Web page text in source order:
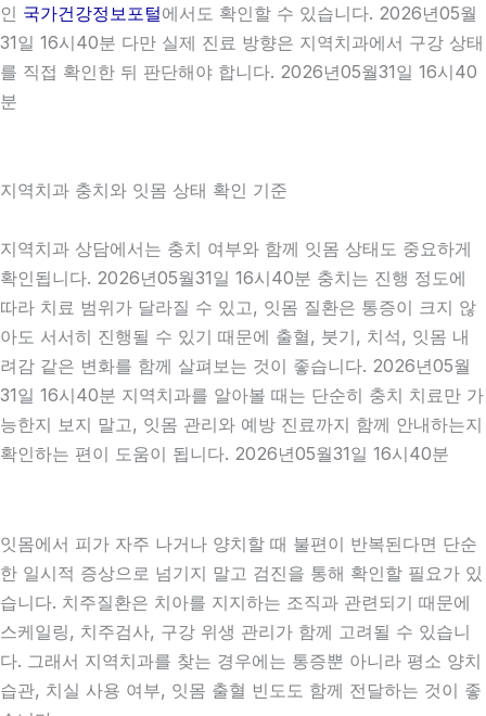
인 국가건강정보포털에서도 확인할 수 있습니다. 2026년05월
31일 16시40분 다만 실제 진료 방향은 지역치과에서 구강 상태
를 직접 확인한 뒤 판단해야 합니다. 2026년05월31일 16시40
분
지역치과 충치와 잇몸 상태 확인 기준
지역치과 상담에서는 충치 여부와 함께 잇몸 상태도 중요하게
확인됩니다. 2026년05월31일 16시40분 충치는 진행 정도에
따라 치료 범위가 달라질 수 있고, 잇몸 질환은 통증이 크지 않
아도 서서히 진행될 수 있기 때문에 출혈, 붓기, 치석, 잇몸 내
려감 같은 변화를 함께 살펴보는 것이 좋습니다. 2026년05월
31일 16시40분 지역치과를 알아볼 때는 단순히 충치 치료만 가
능한지 보지 말고, 잇몸 관리와 예방 진료까지 함께 안내하는지
확인하는 편이 도움이 됩니다. 2026년05월31일 16시40분
잇몸에서 피가 자주 나거나 양치할 때 불편이 반복된다면 단순
한 일시적 증상으로 넘기지 말고 검진을 통해 확인할 필요가 있
습니다. 치주질환은 치아를 지지하는 조직과 관련되기 때문에
스케일링, 치주검사, 구강 위생 관리가 함께 고려될 수 있습니
다. 그래서 지역치과를 찾는 경우에는 통증뿐 아니라 평소 양치
습관, 치실 사용 여부, 잇몸 출혈 빈도도 함께 전달하는 것이 좋